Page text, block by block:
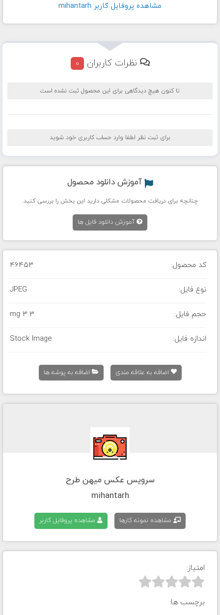
مشاهده پروفايل کاربر mihantarh
نظرات کاربران 0
تا کنون هیچ دیدگاهی برای این محصول ثبت نشده است
برای ثبت نظر لطفا وارد حساب کاربری خود شوید
آموزش دانلود محصول
چنانچه برای دریافت محصولات مشکلی دارید این بخش را بررسی کنید.
آموزش دانلود فایل ها
کد محصول: 46453
نوع فایل: JPEG
حجم فایل: 3.3 mg
اندازه فایل: Stock Image
اضافه به علاقه مندی اضافه به پوشه ها
سرویس عکس میهن طرح
mihantarh
مشاهده نمونه کارها مشاهده پروفایل کاربر
امتیاز:



برچسب ها: